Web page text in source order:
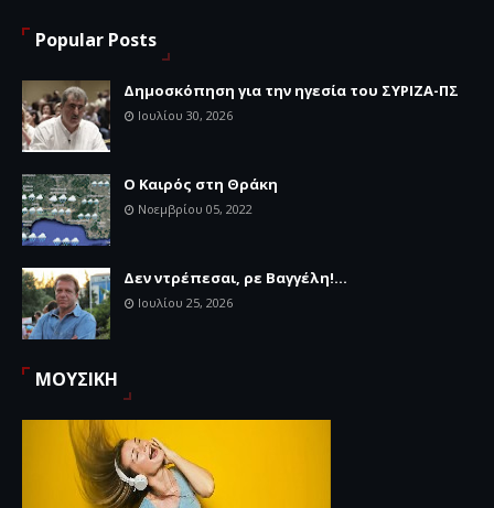
Popular Posts
Δημοσκόπηση για την ηγεσία του ΣΥΡΙΖΑ-ΠΣ
Ιουλίου 30, 2026
Ο Καιρός στη Θράκη
Νοεμβρίου 05, 2022
Δεν ντρέπεσαι, ρε Βαγγέλη!...
Ιουλίου 25, 2026
ΜΟΥΣΙΚΗ